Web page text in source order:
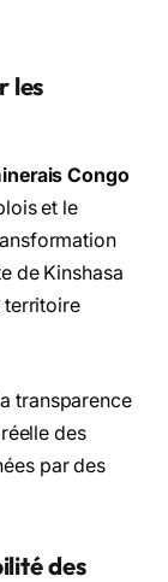
les
Congo
et le
de Kinshasa
territoire
transparence
des
par des
des